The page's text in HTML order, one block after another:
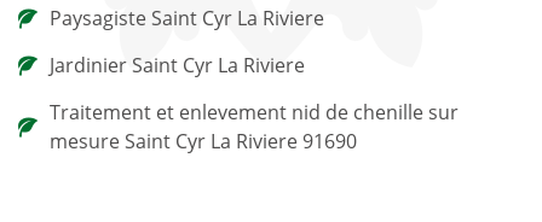
Paysagiste Saint Cyr La Riviere
Jardinier Saint Cyr La Riviere
Traitement et enlevement nid de chenille sur
mesure Saint Cyr La Riviere 91690